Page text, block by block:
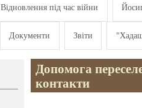
Відновлення під час війни
Документи Звіти
Допомога
контакти